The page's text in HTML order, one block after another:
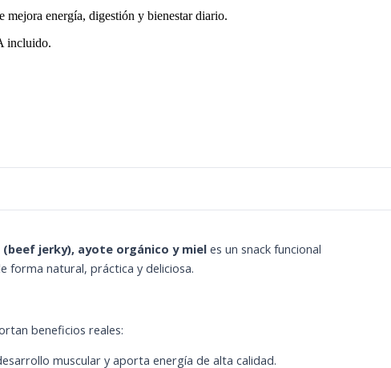
mejora energía, digestión y bienestar diario.
incluido.
jerky), ayote orgánico y miel es un snack funcional
forma natural, práctica y deliciosa.
beneficios reales:
muscular y aporta energía de alta calidad.